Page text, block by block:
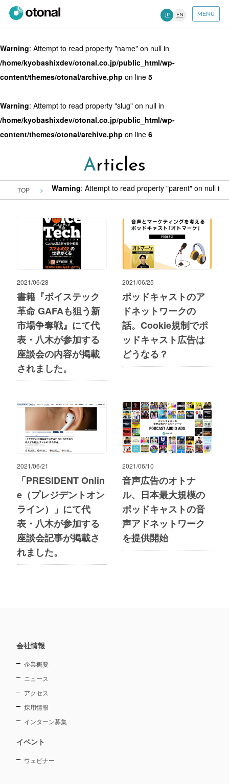
JP EN MENU
Warning: Attempt to read property "name" on null in
/home/kyobashixdev/otonal.co.jp/public_html/wp-
content/themes/otonal/archive.php on line 5
Warning: Attempt to read property "slug" on null in
/home/kyobashixdev/otonal.co.jp/public_html/wp-
content/themes/otonal/archive.php on line 6
Articles
TOP Warning: Attempt to read property "parent" on null in
2021/06/28
書籍『ボイステック
革命 GAFAも狙う新
市場争奪戦』にて代
表・八木が参加する
座談会の内容が掲載
されました。
2021/06/25
ポッドキャストのア
ドネットワークの
話。Cookie規制でポ
ッドキャスト広告は
どうなる？
2021/06/21
「PRESIDENT Onlin
e（プレジデントオン
ライン）」にて代
表・八木が参加する
座談会記事が掲載さ
れました。
2021/06/10
音声広告のオトナ
ル、日本最大規模の
ポッドキャストの音
声アドネットワーク
を提供開始
会社情報
企業概要
ニュース
アクセス
採用情報
インターン募集
イベント
ウェビナー